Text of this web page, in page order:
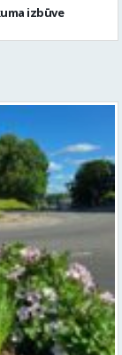
izbūve